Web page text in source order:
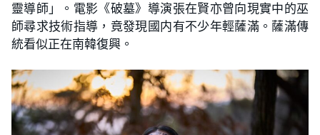
靈導師」。電影《破墓》導演張在賢亦曾向現實中的巫
師尋求技術指導，竟發現國内有不少年輕薩滿。薩滿傳
統看似正在南韓復興。